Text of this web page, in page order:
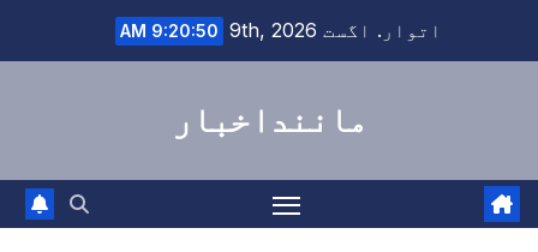
اتوار. اگست 9th, 2026 9:20:50 AM
ماننداخبار